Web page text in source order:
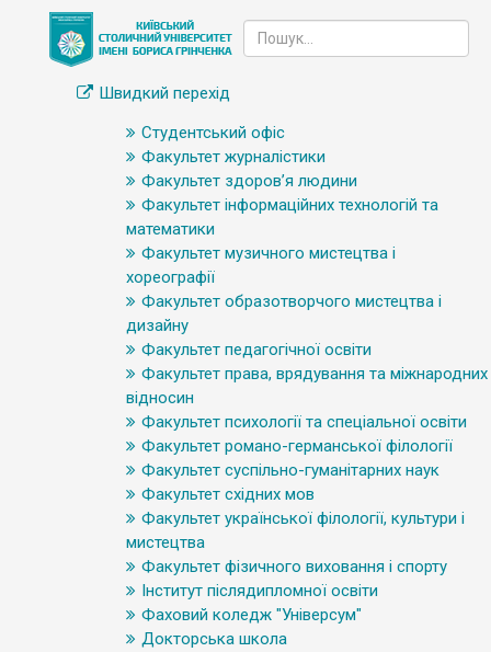
Швидкий перехід
Студентський офіс
Факультет журналістики
Факультет здоров’я людини
Факультет інформаційних технологій та
математики
Факультет музичного мистецтва і
хореографії
Факультет образотворчого мистецтва і
дизайну
Факультет педагогічної освіти
Факультет права, врядування та міжнародних
відносин
Факультет психології та спеціальної освіти
Факультет романо-германської філології
Факультет суспільно-гуманітарних наук
Факультет східних мов
Факультет української філології, культури і
мистецтва
Факультет фізичного виховання і спорту
Інститут післядипломної освіти
Фаховий коледж "Універсум"
Докторська школа